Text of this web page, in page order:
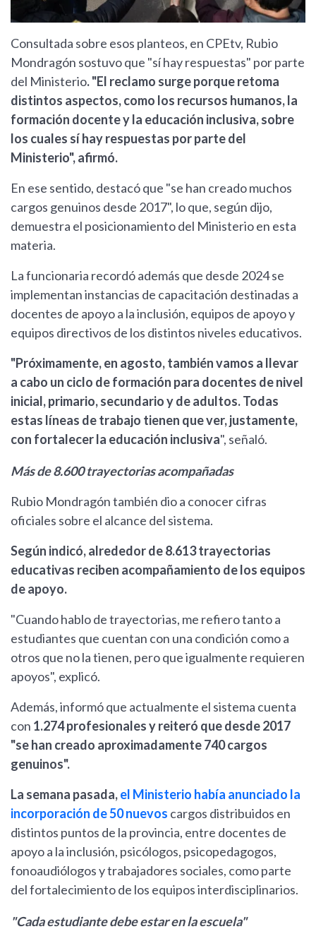
Consultada sobre esos planteos, en CPEtv, Rubio
Mondragón sostuvo que "sí hay respuestas" por parte
del Ministerio. "El reclamo surge porque retoma
distintos aspectos, como los recursos humanos, la
formación docente y la educación inclusiva, sobre
los cuales sí hay respuestas por parte del
Ministerio", afirmó.
En ese sentido, destacó que "se han creado muchos
cargos genuinos desde 2017", lo que, según dijo,
demuestra el posicionamiento del Ministerio en esta
materia.
La funcionaria recordó además que desde 2024 se
implementan instancias de capacitación destinadas a
docentes de apoyo a la inclusión, equipos de apoyo y
equipos directivos de los distintos niveles educativos.
"Próximamente, en agosto, también vamos a llevar
a cabo un ciclo de formación para docentes de nivel
inicial, primario, secundario y de adultos. Todas
estas líneas de trabajo tienen que ver, justamente,
con fortalecer la educación inclusiva", señaló.
Más de 8.600 trayectorias acompañadas
Rubio Mondragón también dio a conocer cifras
oficiales sobre el alcance del sistema.
Según indicó, alrededor de 8.613 trayectorias
educativas reciben acompañamiento de los equipos
de apoyo.
"Cuando hablo de trayectorias, me refiero tanto a
estudiantes que cuentan con una condición como a
otros que no la tienen, pero que igualmente requieren
apoyos", explicó.
Además, informó que actualmente el sistema cuenta
con 1.274 profesionales y reiteró que desde 2017
"se han creado aproximadamente 740 cargos
genuinos".
La semana pasada,el Ministerio había anunciado la
incorporación de 50 nuevos cargos distribuidos en
distintos puntos de la provincia, entre docentes de
apoyo a la inclusión, psicólogos, psicopedagogos,
fonoaudiólogos y trabajadores sociales, como parte
del fortalecimiento de los equipos interdisciplinarios.
"Cada estudiante debe estar en la escuela"